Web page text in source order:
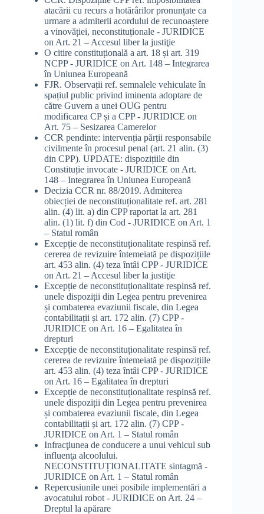
atacării cu recurs a hotărârilor pronunțate ca
urmare a admiterii acordului de recunoaștere
a vinovăției, neconstituționale - JURIDICE
on Art. 21 – Accesul liber la justiţie
O citire constituțională a art. 18 și art. 319
NCPP - JURIDICE on Art. 148 – Integrarea
în Uniunea Europeană
FJR. Observații ref. semnalele vehiculate în
spațiul public privind iminenta adoptare de
către Guvern a unei OUG pentru
modificarea CP și a CPP - JURIDICE on
Art. 75 – Sesizarea Camerelor
CCR pendinte: intervenția părții responsabile
civilmente în procesul penal (art. 21 alin. (3)
din CPP). UPDATE: dispozițiile din
Constituție invocate - JURIDICE on Art.
148 – Integrarea în Uniunea Europeană
Decizia CCR nr. 88/2019. Admiterea
obiecției de neconstituționalitate ref. art. 281
alin. (4) lit. a) din CPP raportat la art. 281
alin. (1) lit. f) din Cod - JURIDICE on Art. 1
– Statul român
Excepție de neconstituționalitate respinsă ref.
cererea de revizuire întemeiată pe dispozițiile
art. 453 alin. (4) teza întâi CPP - JURIDICE
on Art. 21 – Accesul liber la justiţie
Excepție de neconstituționalitate respinsă ref.
unele dispoziții din Legea pentru prevenirea
și combaterea evaziunii fiscale, din Legea
contabilitații și art. 172 alin. (7) CPP -
JURIDICE on Art. 16 – Egalitatea în
drepturi
Excepție de neconstituționalitate respinsă ref.
cererea de revizuire întemeiată pe dispozițiile
art. 453 alin. (4) teza întâi CPP - JURIDICE
on Art. 16 – Egalitatea în drepturi
Excepție de neconstituționalitate respinsă ref.
unele dispoziții din Legea pentru prevenirea
și combaterea evaziunii fiscale, din Legea
contabilitații și art. 172 alin. (7) CPP -
JURIDICE on Art. 1 – Statul român
Infracţiunea de conducere a unui vehicul sub
influenţa alcoolului.
NECONSTITUȚIONALITATE sintagmă -
JURIDICE on Art. 1 – Statul român
Repercusiunile unei posibile implementări a
avocatului robot - JURIDICE on Art. 24 –
Dreptul la apărare